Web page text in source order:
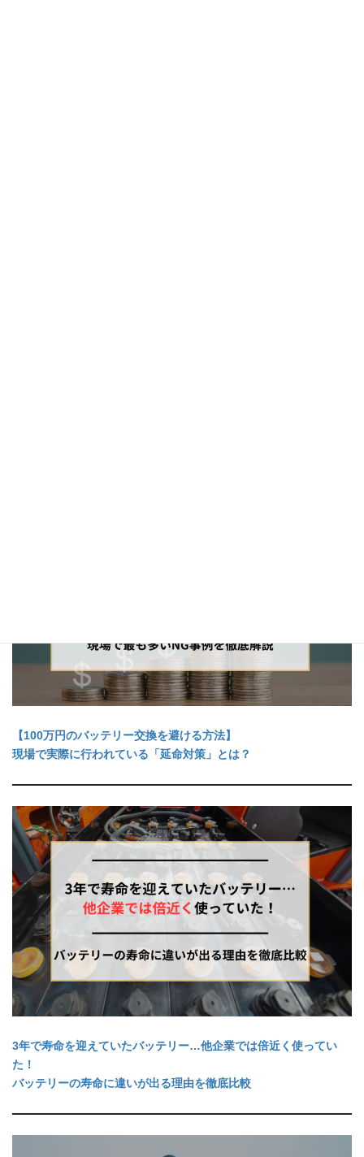
【100万円のバッテリー交換を避ける方法】
現場で実際に行われている「延命対策」とは？
3年で寿命を迎えていたバッテリー…他企業では倍近く使ってい
た！
バッテリーの寿命に違いが出る理由を徹底比較